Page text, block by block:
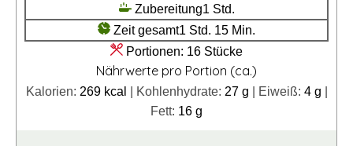
Zubereitung1 Stunde
Std.
Zeit gesamt1 Stunde
Std. 15Minuten
Min.
Portionen: 16 Stücke
Nährwerte pro Portion (ca.)
Kalorien: 269 kcal Kohlenhydrate: 27 g Eiweiß: 4 g
Fett: 16 g